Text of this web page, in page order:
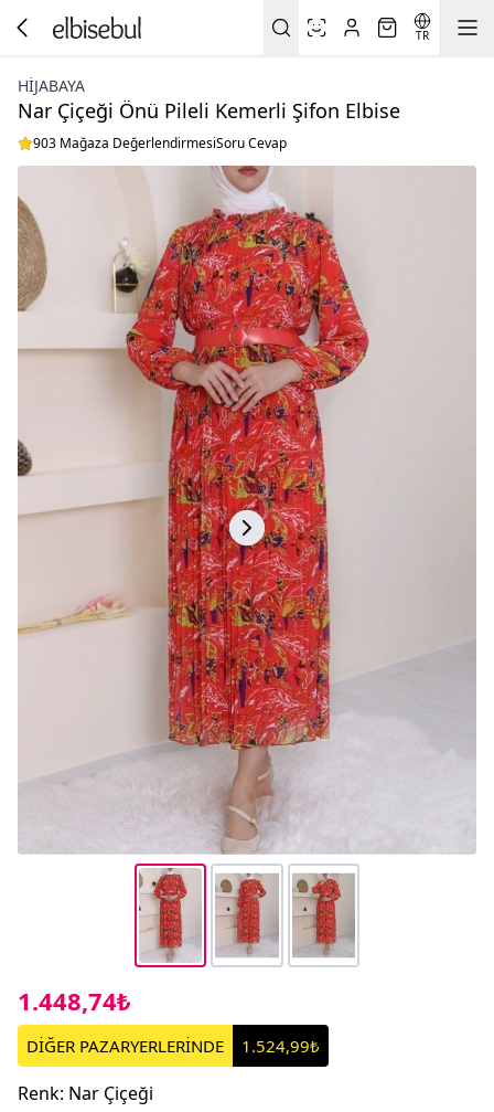
TR
HİJABAYA
Nar Çiçeği Önü Pileli Kemerli Şifon Elbise
903 Mağaza DeğerlendirmesiSoru Cevap
1.448,74₺
DİĞER PAZARYERLERİNDE 1.524,99₺
Renk: Nar Çiçeği